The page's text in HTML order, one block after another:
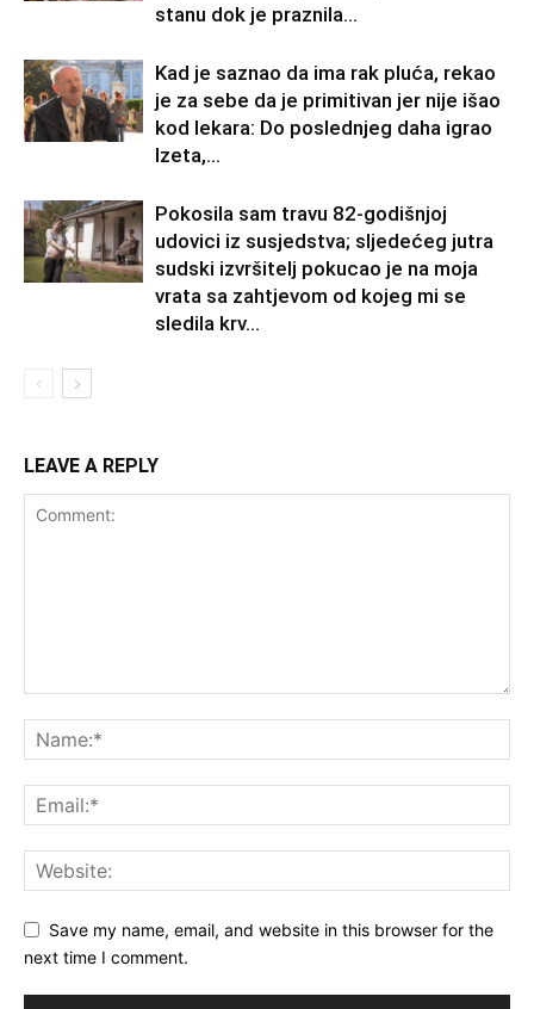
stanu dok je praznila...
Kad je saznao da ima rak pluća, rekao
je za sebe da je primitivan jer nije išao
kod lekara: Do poslednjeg daha igrao
Izeta,...
Pokosila sam travu 82-godišnjoj
udovici iz susjedstva; sljedećeg jutra
sudski izvršitelj pokucao je na moja
vrata sa zahtjevom od kojeg mi se
sledila krv...
LEAVE A REPLY
Save my name, email, and website in this browser for the
next time I comment.